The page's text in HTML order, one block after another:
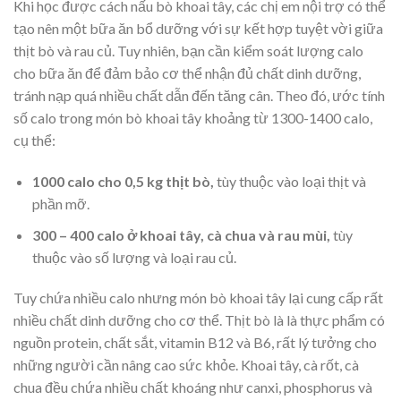
Khi học được cách nấu bò khoai tây, các chị em nội trợ có thể
tạo nên một bữa ăn bổ dưỡng với sự kết hợp tuyệt vời giữa
thịt bò và rau củ. Tuy nhiên, bạn cần kiểm soát lượng calo
cho bữa ăn để đảm bảo cơ thể nhận đủ chất dinh dưỡng,
tránh nạp quá nhiều chất dẫn đến tăng cân. Theo đó, ước tính
số calo trong món bò khoai tây khoảng từ 1300-1400 calo,
cụ thể:
1000 calo cho 0,5 kg thịt bò, tùy thuộc vào loại thịt và
phần mỡ.
300 – 400 calo ở khoai tây, cà chua và rau mùi, tùy
thuộc vào số lượng và loại rau củ.
Tuy chứa nhiều calo nhưng món bò khoai tây lại cung cấp rất
nhiều chất dinh dưỡng cho cơ thể. Thịt bò là là thực phẩm có
nguồn protein, chất sắt, vitamin B12 và B6, rất lý tưởng cho
những người cần nâng cao sức khỏe. Khoai tây, cà rốt, cà
chua đều chứa nhiều chất khoáng như canxi, phosphorus và